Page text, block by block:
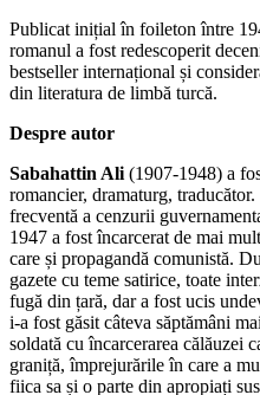
Publicat inițial în foileton între
romanul a fost redescoperit
bestseller internațional și
din literatura de limbă turcă.
Despre autor
Sabahattin Ali (1907-1948) a
romancier, dramaturg,
frecventă a cenzurii
1947 a fost încarcerat de mai
care și propagandă comunistă.
gazete cu teme satirice, toate
fugă din țară, dar a fost ucis
i-a fost găsit câteva săptămâni
soldată cu încarcerarea călăuzei
graniță, împrejurările în care a
fiica sa și o parte din apropiați